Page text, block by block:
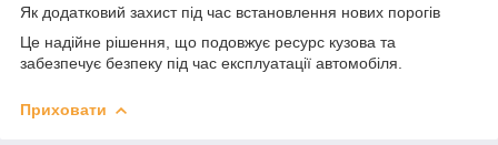
Як додатковий захист під час встановлення нових порогів
Це надійне рішення, що подовжує ресурс кузова та
забезпечує безпеку під час експлуатації автомобіля.
Приховати